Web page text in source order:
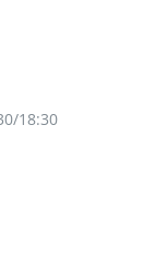
18:30